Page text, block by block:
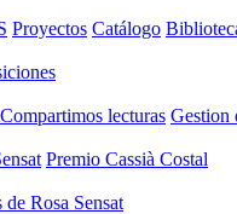
Proyectos Catálogo
lecturas Gestion
Premio Cassià Costal
Rosa Sensat